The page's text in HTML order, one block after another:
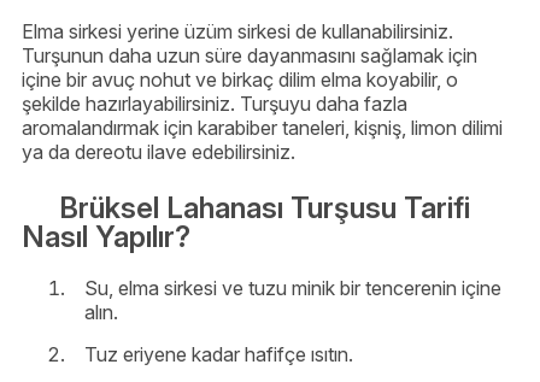
Elma sirkesi yerine üzüm sirkesi de kullanabilirsiniz.
Turşunun daha uzun süre dayanmasını sağlamak için
içine bir avuç nohut ve birkaç dilim elma koyabilir, o
şekilde hazırlayabilirsiniz. Turşuyu daha fazla
aromalandırmak için karabiber taneleri, kişniş, limon dilimi
ya da dereotu ilave edebilirsiniz.
Brüksel Lahanası Turşusu Tarifi
Nasıl Yapılır?
Su, elma sirkesi ve tuzu minik bir tencerenin içine
alın.
Tuz eriyene kadar hafifçe ısıtın.